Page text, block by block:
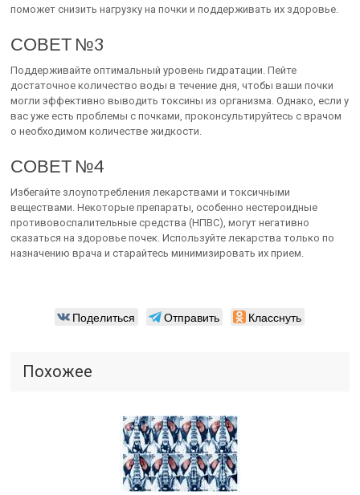
поможет снизить нагрузку на почки и поддерживать их здоровье.
СОВЕТ №3
Поддерживайте оптимальный уровень гидратации. Пейте
достаточное количество воды в течение дня, чтобы ваши почки
могли эффективно выводить токсины из организма. Однако, если у
вас уже есть проблемы с почками, проконсультируйтесь с врачом
о необходимом количестве жидкости.
СОВЕТ №4
Избегайте злоупотребления лекарствами и токсичными
веществами. Некоторые препараты, особенно нестероидные
противовоспалительные средства (НПВС), могут негативно
сказаться на здоровье почек. Используйте лекарства только по
назначению врача и старайтесь минимизировать их прием.
Поделиться Отправить Класснуть
Похожее